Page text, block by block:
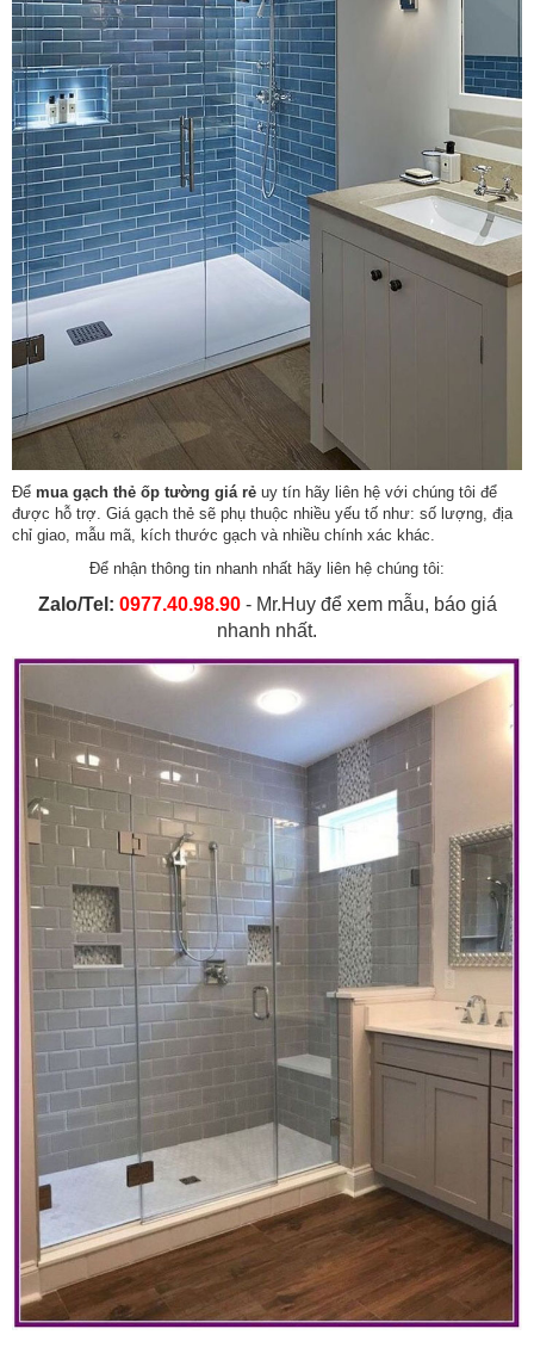
Để mua gạch thẻ ốp tường giá rẻ uy tín hãy liên hệ với chúng tôi để
được hỗ trợ. Giá gạch thẻ sẽ phụ thuộc nhiều yếu tố như: số lượng, địa
chỉ giao, mẫu mã, kích thước gạch và nhiều chính xác khác.
Để nhận thông tin nhanh nhất hãy liên hệ chúng tôi:
Zalo/Tel: 0977.40.98.90- Mr.Huy để xem mẫu, báo giá
nhanh nhất.